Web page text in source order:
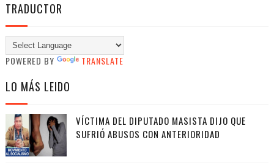
TRADUCTOR
POWERED BY TRANSLATE
LO MÁS LEIDO
VÍCTIMA DEL DIPUTADO MASISTA DIJO QUE
SUFRIÓ ABUSOS CON ANTERIORIDAD